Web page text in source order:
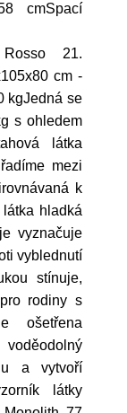
cmSpací
21.
cm -
kgJedná se
s ohledem
látka
mezi
k
hladká
vyznačuje
vyblednutí
stínuje,
rodiny s
ošetřena
a vytvoří
látky